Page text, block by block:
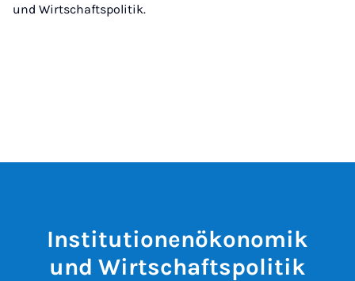
und Wirtschaftspolitik.
Institutionenökonomik
und Wirtschaftspolitik